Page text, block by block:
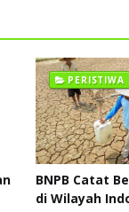
PERISTIWA
BNPB Catat
di Wilayah